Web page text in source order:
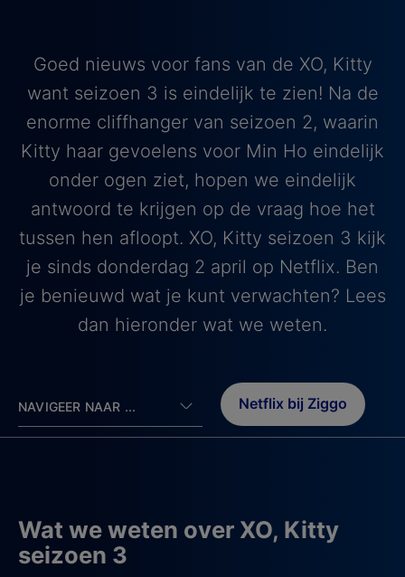
Goed nieuws voor fans van de XO, Kitty
want seizoen 3 is eindelijk te zien! Na de
enorme cliffhanger van seizoen 2, waarin
Kitty haar gevoelens voor Min Ho eindelijk
onder ogen ziet, hopen we eindelijk
antwoord te krijgen op de vraag hoe het
tussen hen afloopt. XO, Kitty seizoen 3 kijk
je sinds donderdag 2 april op Netflix. Ben
je benieuwd wat je kunt verwachten? Lees
dan hieronder wat we weten.
NAVIGEER NAAR ... Netflix bij Ziggo
Wat we weten over XO, Kitty
seizoen 3